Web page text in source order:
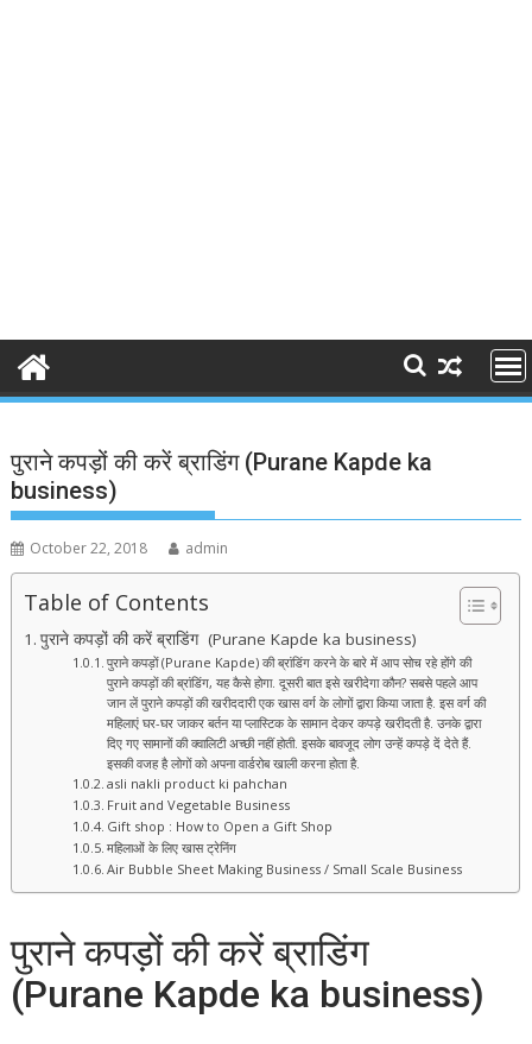
पुराने कपड़ों की करें ब्राडिंग (Purane Kapde ka
business)
October 22, 2018 admin
Table of Contents
पुराने कपड़ों की करें ब्राडिंग (Purane Kapde ka business)
पुराने कपड़ों (Purane Kapde) की ब्रांडिंग करने के बारे में आप सोच रहे होंगे की
पुराने कपड़ों की ब्रांडिंग, यह कैसे होगा. दूसरी बात इसे खरीदेगा कौन? सबसे पहले आप
जान लें पुराने कपड़ों की खरीददारी एक खास वर्ग के लोगों द्वारा किया जाता है. इस वर्ग की
महिलाएं घर-घर जाकर बर्तन या प्लास्टिक के सामान देकर कपड़े खरीदती है. उनके द्वारा
दिए गए सामानों की क्वालिटी अच्छी नहीं होती. इसके बावजूद लोग उन्हें कपड़े दें देते हैं.
इसकी वजह है लोगों को अपना वार्डरोब खाली करना होता है.
asli nakli product ki pahchan
Fruit and Vegetable Business
Gift shop : How to Open a Gift Shop
महिलाओं के लिए खास ट्रेनिंग
Air Bubble Sheet Making Business / Small Scale Business
पुराने कपड़ों की करें ब्राडिंग
(Purane Kapde ka business)